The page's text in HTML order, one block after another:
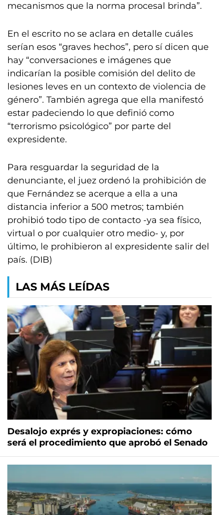
mecanismos que la norma procesal brinda”.
En el escrito no se aclara en detalle cuáles
serían esos “graves hechos”, pero sí dicen que
hay “conversaciones e imágenes que
indicarían la posible comisión del delito de
lesiones leves en un contexto de violencia de
género”. También agrega que ella manifestó
estar padeciendo lo que definió como
“terrorismo psicológico” por parte del
expresidente.
Para resguardar la seguridad de la
denunciante, el juez ordenó la prohibición de
que Fernández se acerque a ella a una
distancia inferior a 500 metros; también
prohibió todo tipo de contacto -ya sea físico,
virtual o por cualquier otro medio- y, por
último, le prohibieron al expresidente salir del
país. (DIB)
LAS MÁS LEÍDAS
Desalojo exprés y expropiaciones: cómo
será el procedimiento que aprobó el Senado